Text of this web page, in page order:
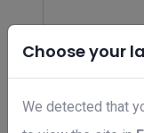
Choose your
We detected that
Canal
R$